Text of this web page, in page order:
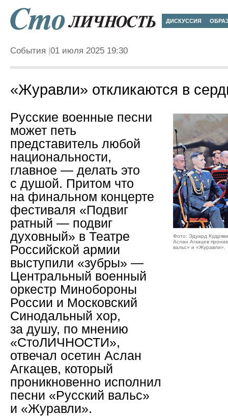
ДИСКУССИЯ
События 01 июля 2025 19:30
«Журавли» откликаются в
Фото: Эдуард
Аслан Агкацев
вальс» и «Журавли».
Русские военные песни
может петь
представитель любой
национальности,
главное — делать это
с душой. Притом что
на финальном концерте
фестиваля «Подвиг
ратный — подвиг
духовный» в Театре
Российской армии
выступили «зубры» —
Центральный военный
оркестр Минобороны
России и Московский
Синодальный хор,
за душу, по мнению
«СтоЛИЧНОСТИ»,
отвечал осетин Аслан
Агкацев, который
проникновенно исполнил
песни «Русский вальс»
и «Журавли».